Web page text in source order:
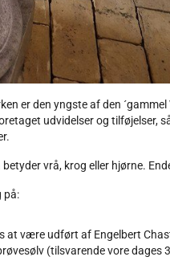
er den yngste af den
udvidelser og tilføjelser,
vrå, krog eller hjørne.
på:
at være udført af Engelbert
(tilsvarende vore